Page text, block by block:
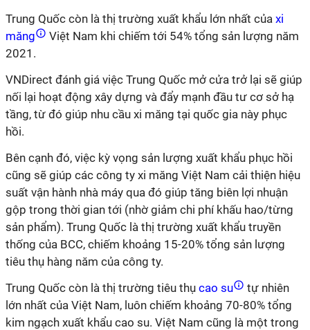
Trung Quốc còn là thị trường xuất khẩu lớn nhất của xi
măng
Việt Nam khi chiếm tới 54% tổng sản lượng năm
2021.
VNDirect đánh giá việc Trung Quốc mở cửa trở lại sẽ giúp
nối lại hoạt động xây dựng và đẩy mạnh đầu tư cơ sở hạ
tầng, từ đó giúp nhu cầu xi măng tại quốc gia này phục
hồi.
Bên cạnh đó, việc kỳ vọng sản lượng xuất khẩu phục hồi
cũng sẽ giúp các công ty xi măng Việt Nam cải thiện hiệu
suất vận hành nhà máy qua đó giúp tăng biên lợi nhuận
gộp trong thời gian tới (nhờ giảm chi phí khấu hao/từng
sản phẩm). Trung Quốc là thị trường xuất khẩu truyền
thống của BCC, chiếm khoảng 15-20% tổng sản lượng
tiêu thụ hàng năm của công ty.
Trung Quốc còn là thị trường tiêu thụ cao su
tự nhiên
lớn nhất của Việt Nam, luôn chiếm khoảng 70-80% tổng
kim ngạch xuất khẩu cao su. Việt Nam cũng là một trong